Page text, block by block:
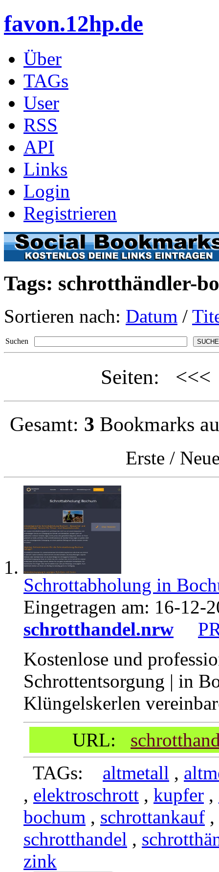
favon.12hp.de
Über
TAGs
User
RSS
API
Links
Login
Registrieren
Tags: schrotthändler-
Sortieren nach: Datum /
Suchen
Seiten:
Gesamt: 3 Bookmarks
Erste /
Schrottabholung in
Eingetragen am: 16-12-
schrotthandel.nrw
Kostenlose und
Schrottentsorgung | in
Klüngelskerlen
URL:
TAGs: altmetall ,
, elektroschrott , kupfer ,
bochum , schrottankauf ,
schrotthandel ,
zink